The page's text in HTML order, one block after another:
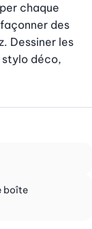
chaque
des
Dessiner les
stylo déco,
boîte